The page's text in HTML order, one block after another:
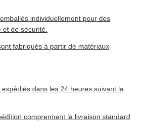
individuellement pour des
de sécurité.
fabriqués à partir de matériaux
dans les 24 heures suivant la
comprennent la livraison standard